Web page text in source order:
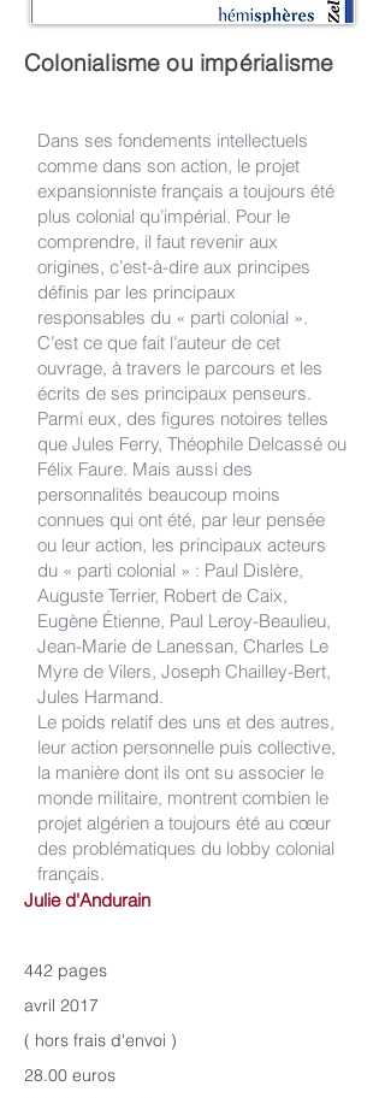
Colonialisme ou impérialisme
Dans ses fondements intellectuels
comme dans son action, le projet
expansionniste français a toujours été
plus colonial qu’impérial. Pour le
comprendre, il faut revenir aux
origines, c’est-à-dire aux principes
définis par les principaux
responsables du « parti colonial ».
C’est ce que fait l’auteur de cet
ouvrage, à travers le parcours et les
écrits de ses principaux penseurs.
Parmi eux, des figures notoires telles
que Jules Ferry, Théophile Delcassé ou
Félix Faure. Mais aussi des
personnalités beaucoup moins
connues qui ont été, par leur pensée
ou leur action, les principaux acteurs
du « parti colonial » : Paul Dislère,
Auguste Terrier, Robert de Caix,
Eugène Étienne, Paul Leroy-Beaulieu,
Jean-Marie de Lanessan, Charles Le
Myre de Vilers, Joseph Chailley-Bert,
Jules Harmand.
Le poids relatif des uns et des autres,
leur action personnelle puis collective,
la manière dont ils ont su associer le
monde militaire, montrent combien le
projet algérien a toujours été au cœur
des problématiques du lobby colonial
français.
Julie d'Andurain
442 pages
avril 2017
( hors frais d'envoi )
28.00 euros